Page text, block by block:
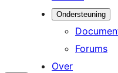
Ondersteuning
Forums
Over